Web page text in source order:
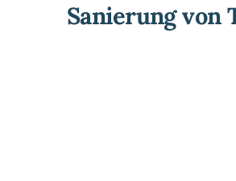
Sanierung von